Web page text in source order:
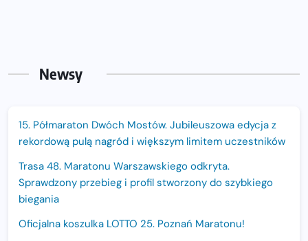
Newsy
15. Półmaraton Dwóch Mostów. Jubileuszowa edycja z
rekordową pulą nagród i większym limitem uczestników
Trasa 48. Maratonu Warszawskiego odkryta.
Sprawdzony przebieg i profil stworzony do szybkiego
biegania
Oficjalna koszulka LOTTO 25. Poznań Maratonu!